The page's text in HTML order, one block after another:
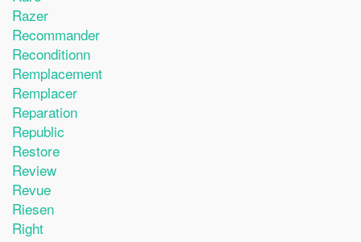
Razer
Recommander
Reconditionn
Remplacement
Remplacer
Reparation
Republic
Restore
Review
Revue
Riesen
Right